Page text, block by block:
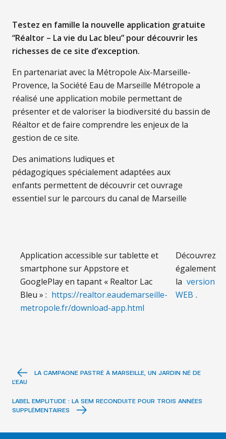
Testez en famille la nouvelle application gratuite
“Réaltor – La vie du Lac bleu” pour découvrir les
richesses de ce site d’exception.
En partenariat avec la Métropole Aix-Marseille-
Provence, la Société Eau de Marseille Métropole a
réalisé une application mobile permettant de
présenter et de valoriser la biodiversité du bassin de
Réaltor et de faire comprendre les enjeux de la
gestion de ce site.
Des animations ludiques et
pédagogiques spécialement adaptées aux
enfants permettent de découvrir cet ouvrage
essentiel sur le parcours du canal de Marseille
Application accessible sur ⁠tablette et
smartphone ⁠sur Appstore et
GooglePlay en tapant « Realtor Lac
Bleu » : https://realtor.eaudemarseille-
metropole.fr/download-app.html
Découvrez
également
la version
WEB .
LA CAMPAGNE PASTRÉ À MARSEILLE, UN JARDIN NÉ DE
L’EAU
LABEL EMPLITUDE : LA SEM RECONDUITE POUR TROIS ANNÉES
SUPPLÉMENTAIRES